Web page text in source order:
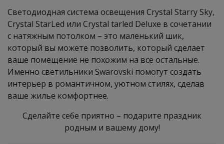
Светодиодная система освещения Crystal Starry Sky,
Crystal StarLed или Crystal tarled Deluxe в сочетании
с натяжным потолком – это маленький шик,
который вы можете позволить, который сделает
ваше помещение не похожим на все остальные.
Именно светильники Swarovski помогут создать
интерьер в романтичном, уютном стилях, сделав
ваше жилье комфортнее.
Сделайте себе приятно – подарите праздник
родным и вашему дому!